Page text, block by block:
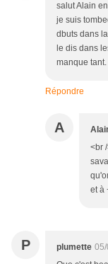
salut Alain
je suis
dbuts dans
le dis dans
manque
Répondre
A
<br
et à
P plumette